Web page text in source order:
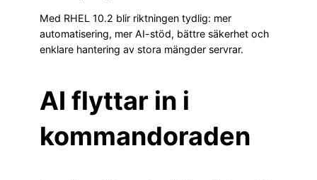
Med RHEL 10.2 blir riktningen tydlig: mer
automatisering, mer AI-stöd, bättre säkerhet och
enklare hantering av stora mängder servrar.
AI flyttar in i
kommandoraden